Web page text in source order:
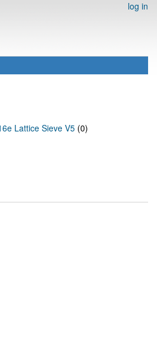
log in
Lattice Sieve V5 (0)